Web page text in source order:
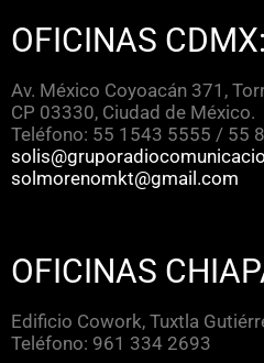
OFICINAS CDMX:
Av. México Coyoacán 371,
CP 03330, Ciudad de México.
Teléfono: 55 1543 5555 / 55
solmorenomkt@gmail.com
OFICINAS
Edificio Cowork, Tuxtla
Teléfono: 961 334 2693